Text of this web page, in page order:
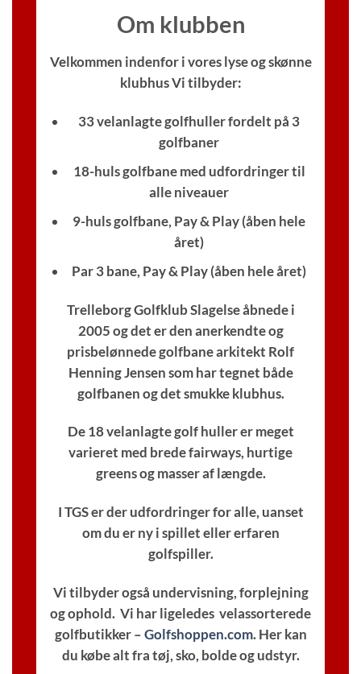
Om klubben
Velkommen indenfor i vores lyse og skønne
klubhusVi tilbyder:
33 velanlagte golfhuller fordelt på 3
golfbaner
18-huls golfbane med udfordringer til
alle niveauer
9-huls golfbane, Pay & Play (åben hele
året)
Par 3 bane, Pay & Play (åben hele året)
Trelleborg Golfklub Slagelse åbnede i
2005 og det er den anerkendte og
prisbelønnede golfbane arkitekt Rolf
Henning Jensen som har tegnet både
golfbanen og det smukke klubhus.
De 18 velanlagte golf huller er meget
varieret med brede fairways, hurtige
greens og masser af længde.
I TGS er der udfordringer for alle, uanset
om du er ny i spillet eller erfaren
golfspiller.
Vi tilbyder også undervisning, forplejning
og ophold. Vi har ligeledes velassorterede
golfbutikker –Golfshoppen.com. Her kan
du købe alt fra tøj, sko, bolde og udstyr.